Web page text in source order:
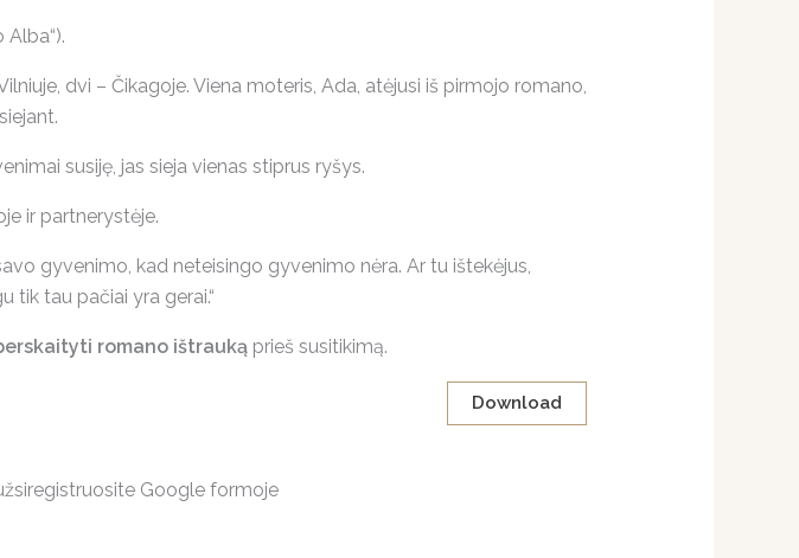
Alba“).
dvi – Čikagoje. Viena moteris, Ada, atėjusi iš pirmojo romano,
susiję, jas sieja vienas stiprus ryšys.
ir partnerystėje.
gyvenimo, kad neteisingo gyvenimo nėra. Ar tu ištekėjus,
tik tau pačiai yra gerai.“
romano ištraukąprieš susitikimą.
Download
Google formoje